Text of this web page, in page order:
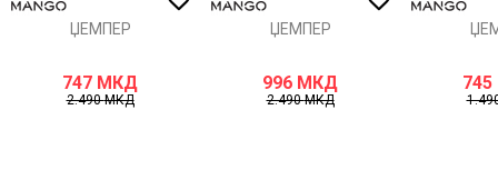
ЏЕМПЕР
747 МКД
2.490МКД
ЏЕМПЕР
996 МКД
2.490МКД
745